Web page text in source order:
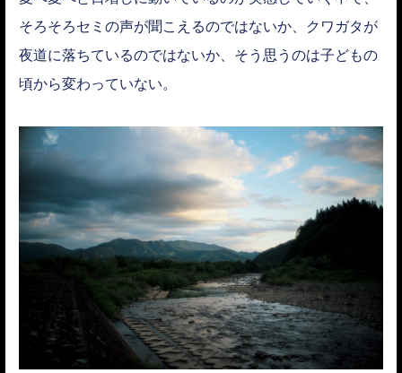
そろそろセミの声が聞こえるのではないか、クワガタが
夜道に落ちているのではないか、そう思うのは子どもの
頃から変わっていない。